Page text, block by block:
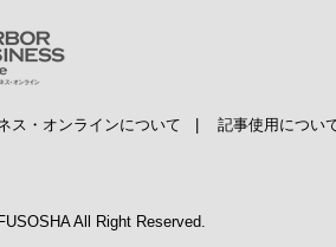
ス・オンラインについて 記事使用につい
All Right Reserved.